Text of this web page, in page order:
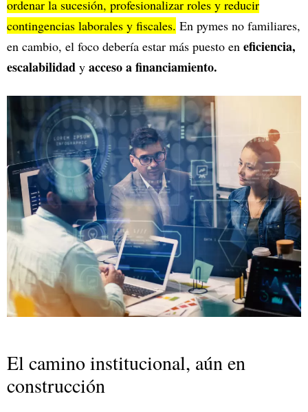
ordenar la sucesión, profesionalizar roles y reducir
contingencias laborales y fiscales. En pymes no familiares,
en cambio, el foco debería estar más puesto en eficiencia,
escalabilidad y acceso a financiamiento.
El camino institucional, aún en
construcción